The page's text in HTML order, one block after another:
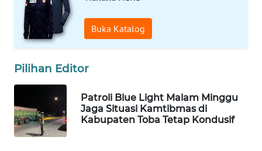
Buka Katalog
Pilihan Editor
Patroli Blue Light Malam Minggu
Jaga Situasi Kamtibmas di
Kabupaten Toba Tetap Kondusif
PORTAL
KONSUMEN
FORWAMKI
ALPERKLINAS
FORJASIDA